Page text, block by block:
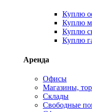
Куплю
Куплю
Куплю
Куплю
Аренда
Офисы
Магазины,
Склады
Свободные